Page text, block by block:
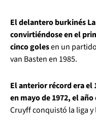
El delantero burkinés
convirtiéndose en el
cinco golesen un
van Basten en 1985.
El anterior récord era el
en mayo de 1972, el año
Cruyff conquistó la liga y